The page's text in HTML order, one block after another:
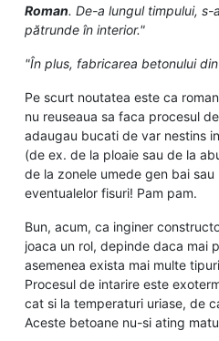
Roman. De-a lungul timpului,
pătrunde în interior."
"În plus, fabricarea betonului
Pe scurt noutatea este ca
nu reuseaua sa faca procesul
adaugau bucati de var nestins
(de ex. de la ploaie sau de la
de la zonele umede gen bai
eventualelor fisuri! Pam pam.
Bun, acum, ca inginer
joaca un rol, depinde daca mai
asemenea exista mai multe
Procesul de intarire este
cat si la temperaturi uriase, de
Aceste betoane nu-si ating